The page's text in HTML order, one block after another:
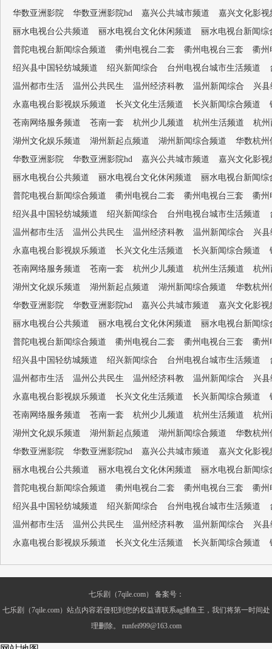
华数亚洲影院
华数亚洲影院hd 嘉兴公共城市频道
嘉兴文化影视
丽水电视台公共频道
丽水电视台文化休闲频道
丽水电视台新闻综
普陀电视台新闻综合频道
衢州电视台二套 衢州电视台三套
衢州
绍兴县中国轻纺城频道
绍兴新闻综合 台州电视台城市生活频道
温州都市生活
温州公共民生 温州经济科教 温州新闻综合
兴
永嘉电视台影视娱乐频道
长兴文化生活频道 长兴新闻综合频道
苍南网络服务频道
苍南一套 杭州少儿频道 杭州生活频道
杭州
湖州文化娱乐频道
湖州新起点频道 湖州新闻综合频道
华数杭州
华数亚洲影院
华数亚洲影院hd 嘉兴公共城市频道
嘉兴文化影视
丽水电视台公共频道
丽水电视台文化休闲频道
丽水电视台新闻综
普陀电视台新闻综合频道
衢州电视台二套 衢州电视台三套
衢州
绍兴县中国轻纺城频道
绍兴新闻综合 台州电视台城市生活频道
温州都市生活
温州公共民生 温州经济科教 温州新闻综合
兴
永嘉电视台影视娱乐频道
长兴文化生活频道 长兴新闻综合频道
苍南网络服务频道
苍南一套 杭州少儿频道 杭州生活频道
杭州
湖州文化娱乐频道
湖州新起点频道 湖州新闻综合频道
华数杭州
华数亚洲影院
华数亚洲影院hd 嘉兴公共城市频道
嘉兴文化影视
丽水电视台公共频道
丽水电视台文化休闲频道
丽水电视台新闻综
普陀电视台新闻综合频道
衢州电视台二套 衢州电视台三套
衢州
绍兴县中国轻纺城频道
绍兴新闻综合 台州电视台城市生活频道
温州都市生活
温州公共民生 温州经济科教 温州新闻综合
兴
永嘉电视台影视娱乐频道
长兴文化生活频道 长兴新闻综合频道
苍南网络服务频道
苍南一套 杭州少儿频道 杭州生活频道
杭州
湖州文化娱乐频道
湖州新起点频道 湖州新闻综合频道
华数杭州
华数亚洲影院
华数亚洲影院hd 嘉兴公共城市频道
嘉兴文化影视
丽水电视台公共频道
丽水电视台文化休闲频道
丽水电视台新闻综
普陀电视台新闻综合频道
衢州电视台二套 衢州电视台三套
衢州
绍兴县中国轻纺城频道
绍兴新闻综合 台州电视台城市生活频道
温州都市生活
温州公共民生 温州经济科教 温州新闻综合
兴
永嘉电视台影视娱乐频道
长兴文化生活频道 长兴新闻综合频道
七乐剧（7qile.com） 备案号：
七乐剧（7qile.com）站点内容若侵犯到您的权益请联系ag捕鱼王，我们将第一时间处
理删除。 runfei999@163.com